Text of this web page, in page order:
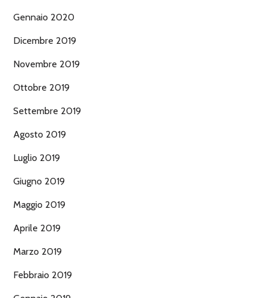
Gennaio 2020
Dicembre 2019
Novembre 2019
Ottobre 2019
Settembre 2019
Agosto 2019
Luglio 2019
Giugno 2019
Maggio 2019
Aprile 2019
Marzo 2019
Febbraio 2019